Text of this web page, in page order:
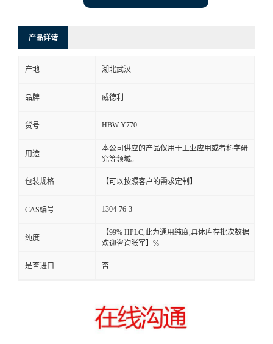
产品详请
产地 湖北武汉
品牌 威德利
货号 HBW-Y770
用途
本公司供应的产品仅用于工业应用或者科学研
究等领域。
包装规格 【可以按照客户的需求定制】
CAS编号 1304-76-3
纯度
【99% HPLC,此为通用纯度,具体库存批次数据
欢迎咨询张军】%
是否进口 否